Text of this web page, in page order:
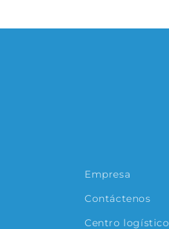
Empresa
Contáctenos
Centro logístico